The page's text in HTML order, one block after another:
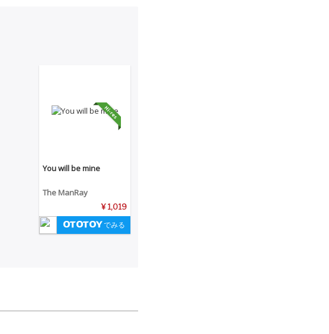
You will be mine
The ManRay
¥ 1,019
でみる